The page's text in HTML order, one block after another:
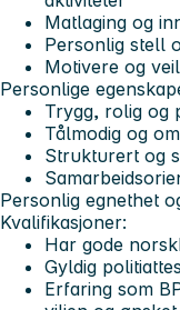
Matlaging og
Personlig stell
Motivere og
Personlige
Trygg, rolig og
Tålmodig og
Strukturert og
Personlig egnethet
Kvalifikasjoner:
Har gode
Gyldig
Erfaring som